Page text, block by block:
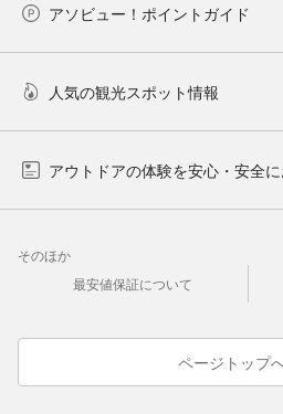
アソビュー！ポイントガイド
人気の観光スポット情報
アウトドアの体験を安心・安全
そのほか
最安値保証について
ページトップ